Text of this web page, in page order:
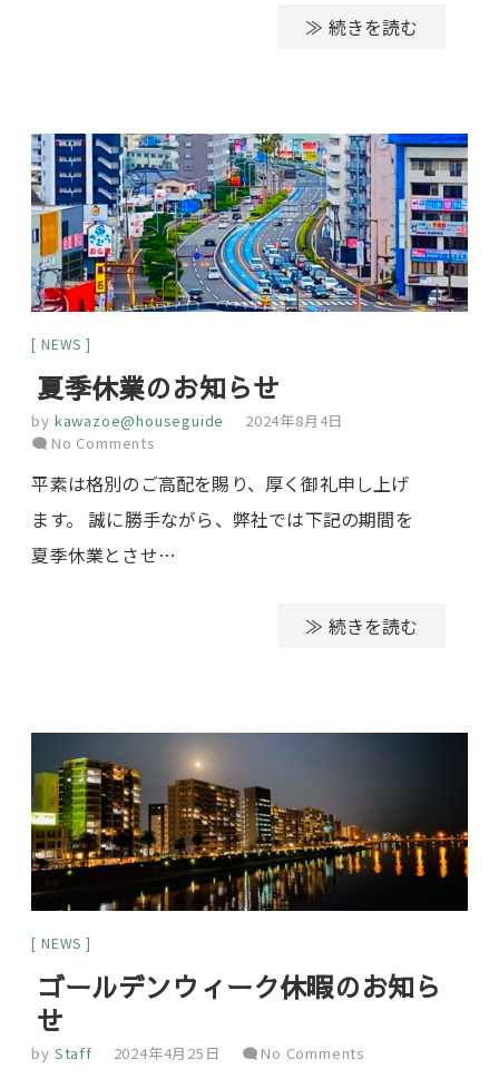
≫ 続きを読む
NEWS
夏季休業のお知らせ
by kawazoe@houseguide
2024年8月4日
No Comments
平素は格別のご高配を賜り、厚く御礼申し上げ
ます。 誠に勝手ながら、弊社では下記の期間を
夏季休業とさせ…
≫ 続きを読む
NEWS
ゴールデンウィーク休暇のお知ら
せ
by Staff 2024年4月25日 No Comments